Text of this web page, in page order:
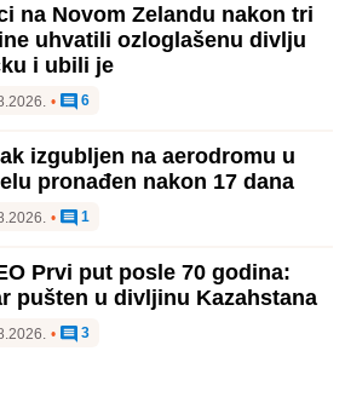
na Novom Zelandu nakon tri
uhvatili ozloglašenu divlju
i ubili je
• 6
izgubljen na aerodromu u
pronađen nakon 17 dana
• 1
Prvi put posle 70 godina:
pušten u divljinu Kazahstana
• 3